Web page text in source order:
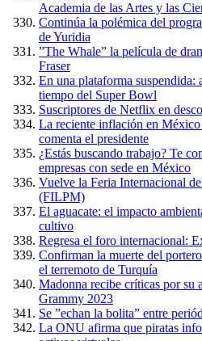
Academia de las Artes y las
Continúa la polémica del
de Yuridia
”The Whale” la película de
Fraser
En una plataforma
tiempo del Super Bowl
Suscriptores de Netflix en
La reciente inflación en
comenta el presidente
¿Estás buscando trabajo? Te
empresas con sede en México
Vuelve la Feria Internacional
(FILPM)
El aguacate: el impacto
cultivo
Regresa el foro internacional:
Confirman la muerte del
el terremoto de Turquía
Madonna recibe críticas por su
Grammy 2023
Se ”echan la bolita” entre
La ONU afirma que piratas